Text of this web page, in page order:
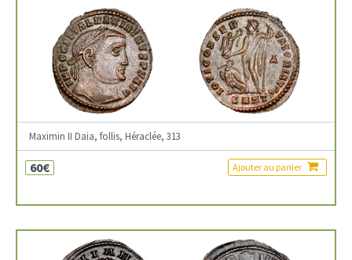
Maximin II Daia, follis, Héraclée, 313
60€ Ajouter au panier